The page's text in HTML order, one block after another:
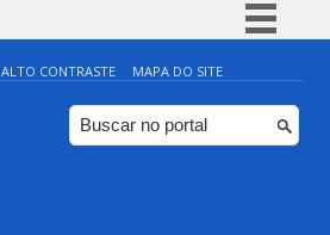
Simplifique!
Comunica BR
Participe
ALTO CONTRASTE MAPA DO SITE